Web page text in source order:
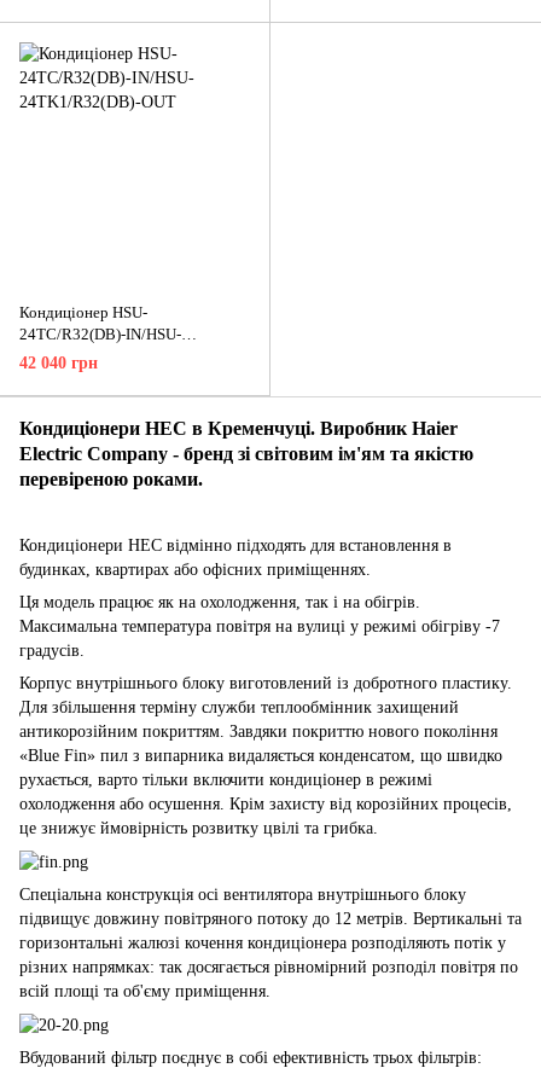
Кондиціонер HSU-
24TC/R32(DB)-IN/HSU-
24TK1/R32(DB)-OUT
42 040 грн
Кондиціонери HEC в Кременчуці. Виробник Haier
Electric Company - бренд зі світовим ім'ям та якістю
перевіреною роками.
Кондиціонери HEC відмінно підходять для встановлення в
будинках, квартирах або офісних приміщеннях.
Ця модель працює як на охолодження, так і на обігрів.
Максимальна температура повітря на вулиці у режимі обігріву -7
градусів.
Корпус внутрішнього блоку виготовлений із добротного пластику.
Для збільшення терміну служби теплообмінник захищений
антикорозійним покриттям. Завдяки покриттю нового покоління
«Blue Fin» пил з випарника видаляється конденсатом, що швидко
рухається, варто тільки включити кондиціонер в режимі
охолодження або осушення. Крім захисту від корозійних процесів,
це знижує ймовірність розвитку цвілі та грибка.
Спеціальна конструкція осі вентилятора внутрішнього блоку
підвищує довжину повітряного потоку до 12 метрів. Вертикальні та
горизонтальні жалюзі кочення кондиціонера розподіляють потік у
різних напрямках: так досягається рівномірний розподіл повітря по
всій площі та об'єму приміщення.
Вбудований фільтр поєднує в собі ефективність трьох фільтрів: